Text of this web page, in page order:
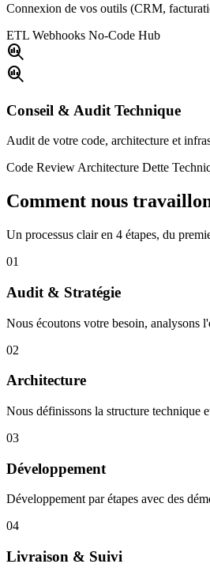
Connexion de vos outils (CRM,
ETL Webhooks No-Code Hub
search_insights
search_insights
Conseil & Audit Technique
Audit de votre code, architecture et
Code Review Architecture Dette
Comment nous
Un processus clair en 4 étapes, du
01
Audit & Stratégie
Nous écoutons votre besoin, analysons
02
Architecture
Nous définissons la structure technique
03
Développement
Développement par étapes avec des
04
Livraison & Suivi